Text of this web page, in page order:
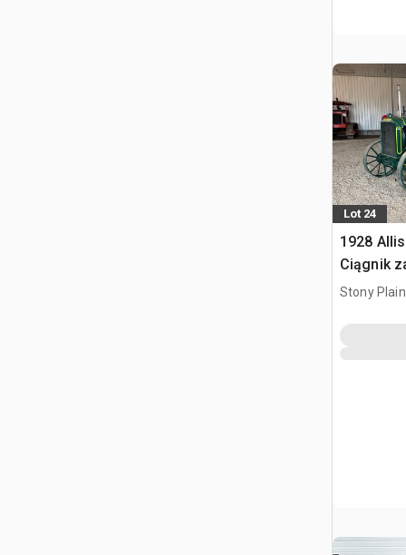
Lot 24
1928
Ciągnik
Stony